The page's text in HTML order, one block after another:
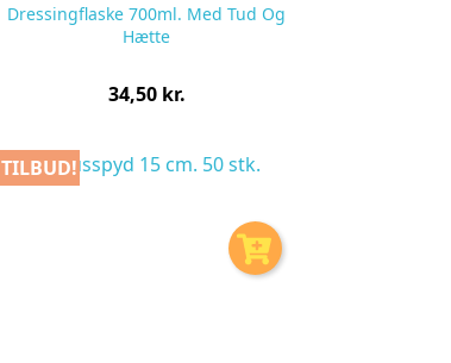
Dressingflaske 700ml. Med Tud Og
Hætte
Pris
34,50 kr.
TILBUD!